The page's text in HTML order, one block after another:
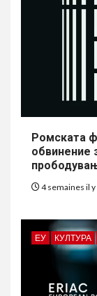
Ромската
обвинение
4 semaines il y
ЕУ КУЛТУРА